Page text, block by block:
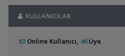
Leonardit Zeminli Akvaryum
Akvaryum Tanıtımı
Akvaryum ve Tür Tavsiyesi
Otocinclus
100cm Ceraqua Firefly Armatür
🌿 Makro➕️ Mikro➕ Excel🌲 Akvaryum
Christmass Mossemregungor12:56
12:56
Eheim Biopower 240 İç Filtreblenny
KULLANICILAR
83Online Kullanıcı, 46Üye